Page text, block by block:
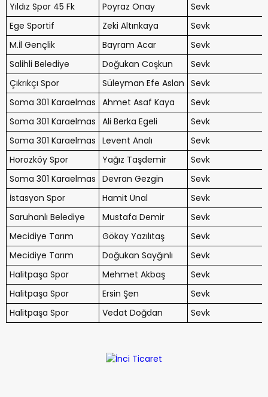
Yıldız Spor 45 Fk
Poyraz Onay
Sevk
Ege Sportif
Zeki Altınkaya
Sevk
M.İl Gençlik
Bayram Acar
Sevk
Salihli Belediye
Doğukan Coşkun
Sevk
Çıkrıkçı Spor
Süleyman Efe Aslan Sevk
Soma 301 Karaelmas Ahmet Asaf Kaya
Sevk
Soma 301 Karaelmas Ali Berka Egeli
Sevk
Soma 301 Karaelmas Levent Analı
Sevk
Horozköy Spor
Yağız Taşdemir
Sevk
Soma 301 Karaelmas Devran Gezgin
Sevk
İstasyon Spor
Hamit Ünal
Sevk
Saruhanlı Belediye
Mustafa Demir
Sevk
Mecidiye Tarım
Gökay Yazılıtaş
Sevk
Mecidiye Tarım
Doğukan Sayğınlı
Sevk
Halitpaşa Spor
Mehmet Akbaş
Sevk
Halitpaşa Spor
Ersin Şen
Sevk
Halitpaşa Spor
Vedat Doğdan Sevk